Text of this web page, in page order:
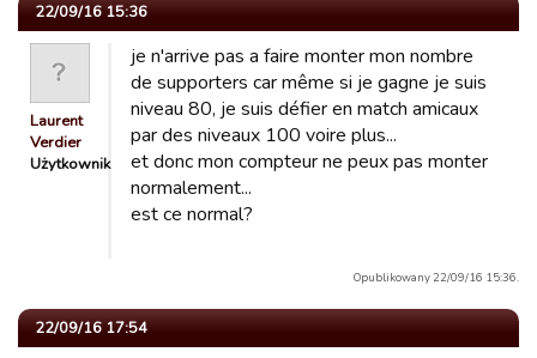
22/09/16 15:36
Laurent
Verdier
Użytkownik
je n'arrive pas a faire monter mon nombre
de supporters car même si je gagne je suis
niveau 80, je suis défier en match amicaux
par des niveaux 100 voire plus...
et donc mon compteur ne peux pas monter
normalement...
est ce normal?
Opublikowany 22/09/16 15:36.
22/09/16 17:54